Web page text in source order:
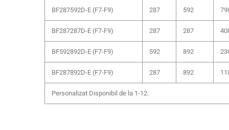
BF287592D-E (F7-F9) 287 592
BF287287D-E (F7-F9) 287 287
BF592892D-E (F7-F9) 592 892
BF287892D-E (F7-F9) 287 892
Personalizat Disponibil de la 1-12.